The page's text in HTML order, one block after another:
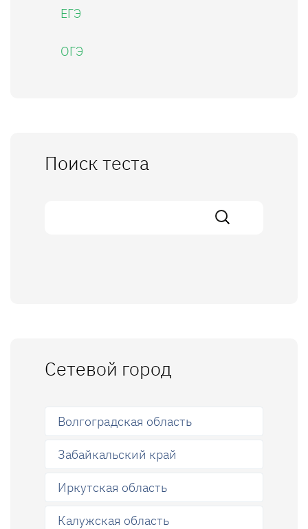
ЕГЭ
ОГЭ
Поиск теста
Сетевой город
Волгоградская область
Забайкальский край
Иркутская область
Калужская область